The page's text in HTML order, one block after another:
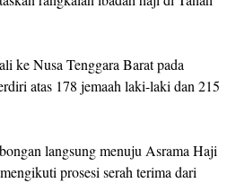
ke Nusa Tenggara Barat pada
atas 178 jemaah laki-laki dan 215
langsung menuju Asrama Haji
prosesi serah terima dari